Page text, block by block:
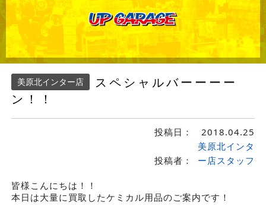
美原北インター店
スペシャルバーーーー
ン！！
投稿日： 2018.04.25
投稿者：
美原北インタ
ー店スタッフ
皆様こんにちは！！
本日は大量に買取したケミカル用品のご案内です！